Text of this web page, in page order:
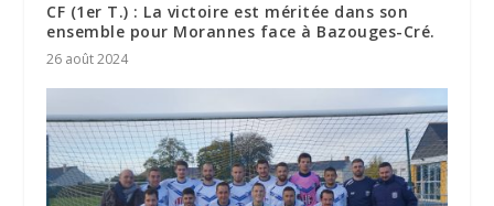
CF (1er T.) : La victoire est méritée dans son
ensemble pour Morannes face à Bazouges-Cré.
26 août 2024